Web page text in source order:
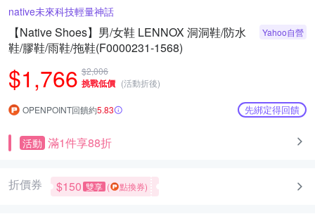
native未來科技輕量神話
【Native Shoes】男/女鞋 LENNOX 洞洞鞋/防水
鞋/膠鞋/雨鞋/拖鞋(F0000231-1568)
$1,766 $2,006
挑戰低價 (活動折後)
Yahoo自營
OPENPOINT回饋約5.83 先綁定得回饋
活動 滿1件享88折
折價券 $150 雙享 ( 點換券)